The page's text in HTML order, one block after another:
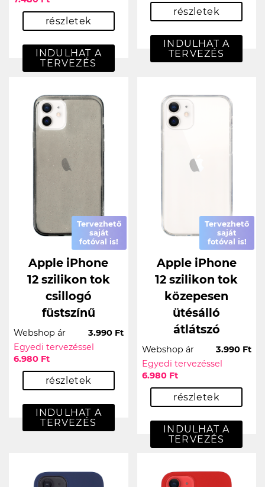
részletek
INDULHAT A
TERVEZÉS
részletek
INDULHAT A
TERVEZÉS
Tervezhető
saját
fotóval is!
Apple iPhone
12 szilikon tok
csillogó
füstszínű
Webshop ár
3.990 Ft
Egyedi tervezéssel
6.980 Ft
részletek
INDULHAT A
TERVEZÉS
Tervezhető
saját
fotóval is!
Apple iPhone
12 szilikon tok
közepesen
ütésálló
átlátszó
Webshop ár
3.990 Ft
Egyedi tervezéssel
6.980 Ft
részletek
INDULHAT A
TERVEZÉS